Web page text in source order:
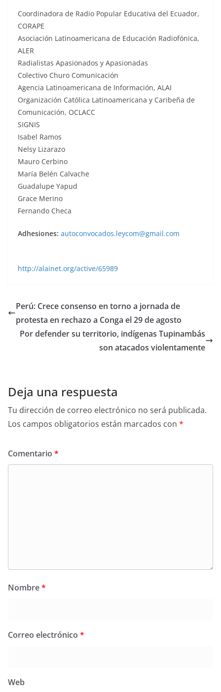
Coordinadora de Radio Popular Educativa del Ecuador,
CORAPE
Asociación Latinoamericana de Educación Radiofónica,
ALER
Radialistas Apasionados y Apasionadas
Colectivo Churo Comunicación
Agencia Latinoamericana de Información, ALAI
Organización Católica Latinoamericana y Caribeña de
Comunicación, OCLACC
SIGNIS
Isabel Ramos
Nelsy Lizarazo
Mauro Cerbino
María Belén Calvache
Guadalupe Yapud
Grace Merino
Fernando Checa
Adhesiones: autoconvocados.leycom@gmail.com
http://alainet.org/active/65989
Perú: Crece consenso en torno a jornada de
protesta en rechazo a Conga el 29 de agosto
Por defender su territorio, indígenas Tupinambás
son atacados violentamente
Deja una respuesta
Tu dirección de correo electrónico no será publicada.
Los campos obligatorios están marcados con *
Comentario *
Nombre*
Correo electrónico *
Web